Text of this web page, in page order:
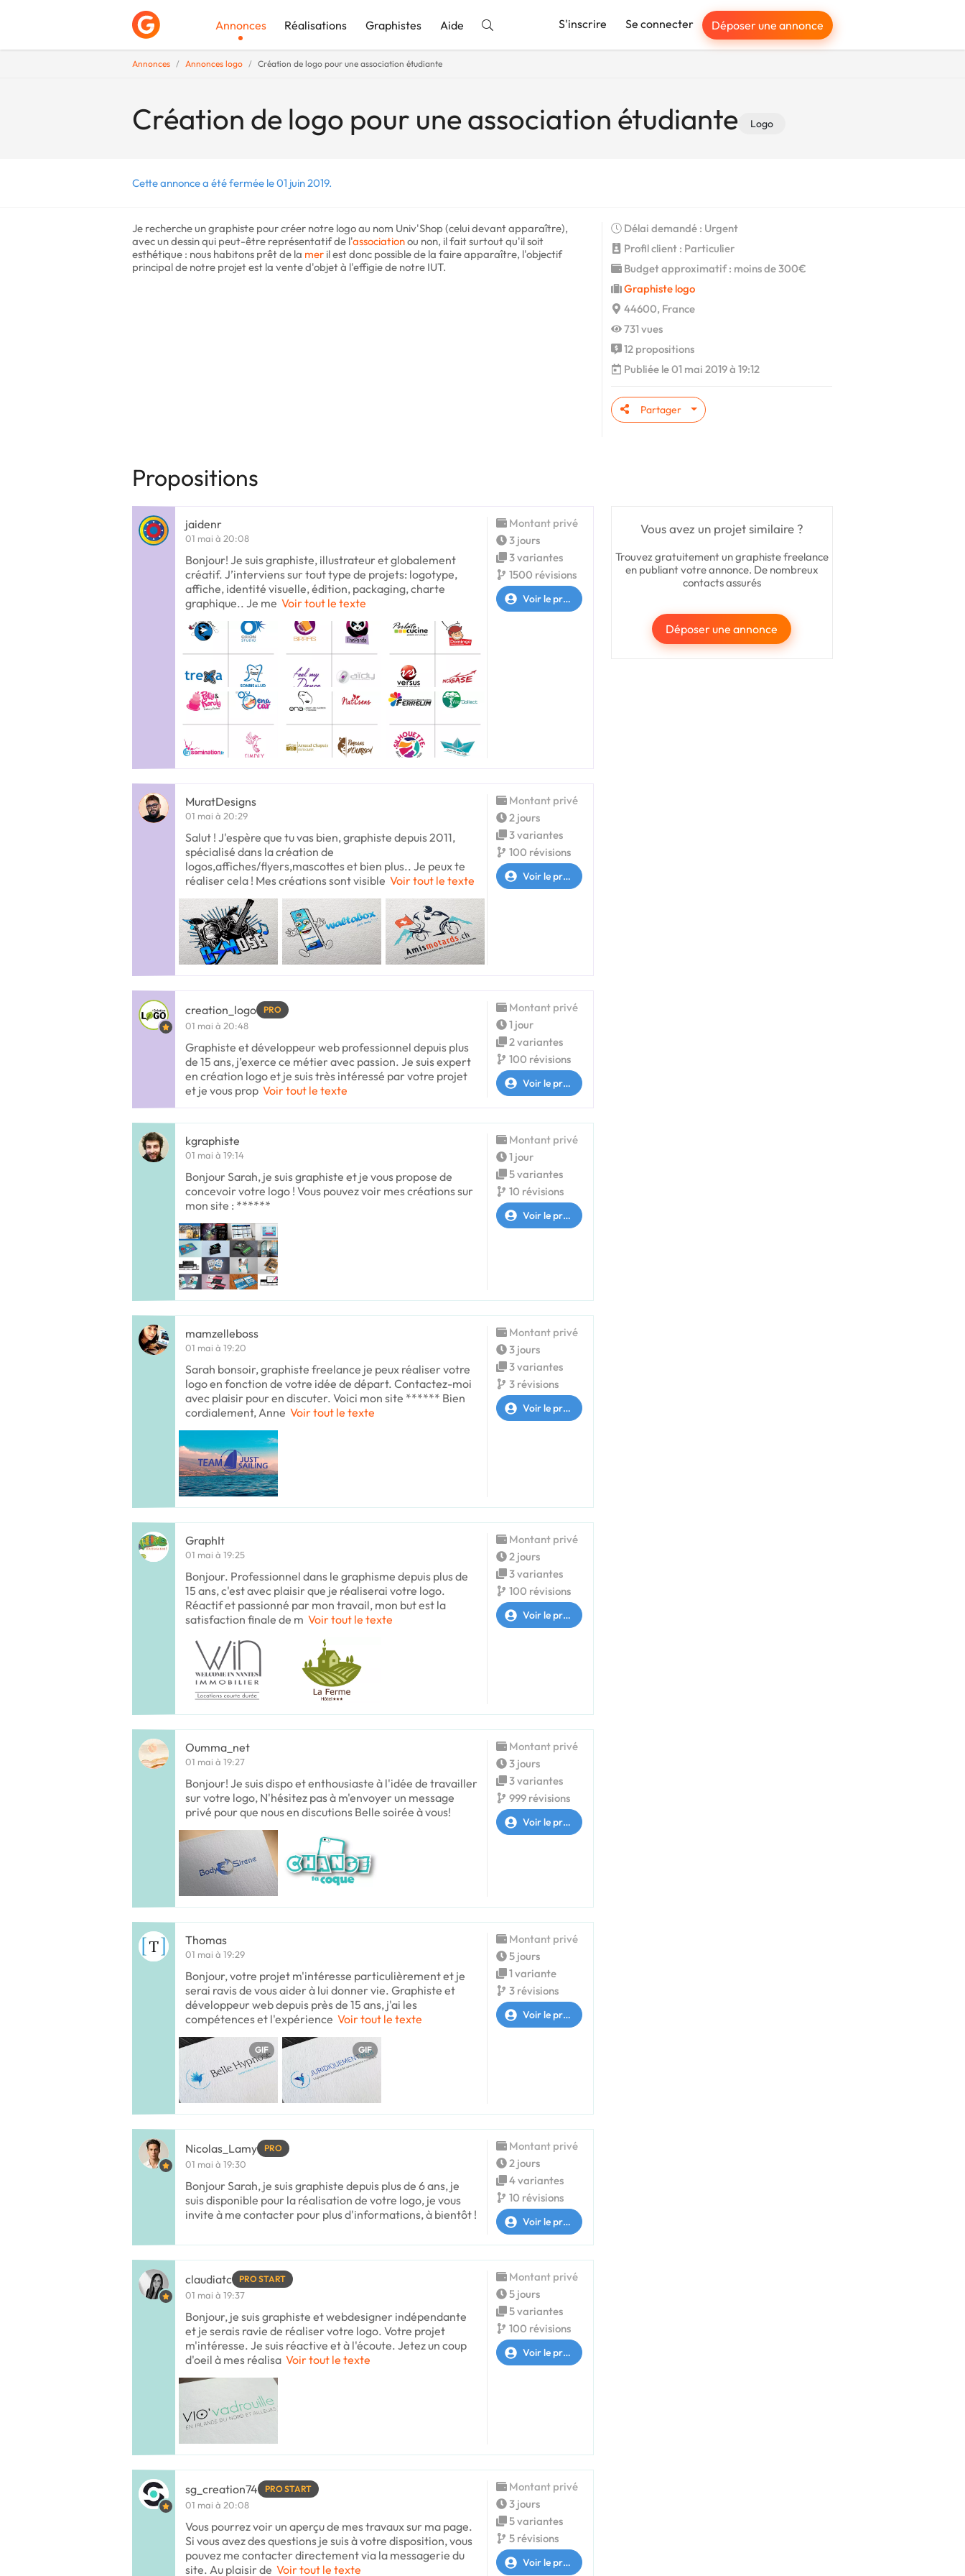
Annonces Réalisations Graphistes Aide S'inscrire Se connecter Déposer une annonce
Annonces Annonces logo Création de logo pour une association étudiante
Création de logo pour une association étudiante Logo
Cette annonce a été fermée le 01 juin 2019.
Je recherche un graphiste pour créer notre logo au nom Univ'Shop (celui devant apparaître),
avec un dessin qui peut-être représentatif de l'associationou non, il fait surtout qu'il soit
esthétique : nous habitons prêt de la mer il est donc possible de la faire apparaître, l'objectif
principal de notre projet est la vente d'objet à l'effigie de notre IUT.
Délai demandé : Urgent
Profil client : Particulier
Budget approximatif : moins de 300€
Graphiste logo
44600, France
731 vues
12 propositions
Publiée le 01 mai 2019 à 19:12
Partager
Propositions
Vous avez un projet similaire ?
Trouvez gratuitement un graphiste freelance
en publiant votre annonce. De nombreux
contacts assurés
Déposer une annonce
jaidenr
01 mai à 20:08
Bonjour! Je suis graphiste, illustrateur et globalement
créatif. J’interviens sur tout type de projets: logotype,
affiche, identité visuelle, édition, packaging, charte
graphique.. Je me Voir tout le texte
Montant privé
3 jours
3 variantes
1500 révisions
Voir le profil
MuratDesigns
01 mai à 20:29
Salut ! J'espère que tu vas bien, graphiste depuis 2011,
spécialisé dans la création de
logos,affiches/flyers,mascottes et bien plus.. Je peux te
réaliser cela ! Mes créations sont visible Voir tout le texte
Montant privé
2 jours
3 variantes
100 révisions
Voir le profil
creation_logo PRO
01 mai à 20:48
Graphiste et développeur web professionnel depuis plus
de 15 ans, j’exerce ce métier avec passion. Je suis expert
en création logo et je suis très intéressé par votre projet
et je vous prop Voir tout le texte
Montant privé
1 jour
2 variantes
100 révisions
Voir le profil
kgraphiste
01 mai à 19:14
Bonjour Sarah, je suis graphiste et je vous propose de
concevoir votre logo ! Vous pouvez voir mes créations sur
mon site : ******
Montant privé
1 jour
5 variantes
10 révisions
Voir le profil
mamzelleboss
01 mai à 19:20
Sarah bonsoir, graphiste freelance je peux réaliser votre
logo en fonction de votre idée de départ. Contactez-moi
avec plaisir pour en discuter. Voici mon site ****** Bien
cordialement, Anne Voir tout le texte
Montant privé
3 jours
3 variantes
3 révisions
Voir le profil
GraphIt
01 mai à 19:25
Bonjour. Professionnel dans le graphisme depuis plus de
15 ans, c'est avec plaisir que je réaliserai votre logo.
Réactif et passionné par mon travail, mon but est la
satisfaction finale de m Voir tout le texte
Montant privé
2 jours
3 variantes
100 révisions
Voir le profil
Oumma_net
01 mai à 19:27
Bonjour! Je suis dispo et enthousiaste à l'idée de travailler
sur votre logo, N'hésitez pas à m'envoyer un message
privé pour que nous en discutions Belle soirée à vous!
Montant privé
3 jours
3 variantes
999 révisions
Voir le profil
Thomas
01 mai à 19:29
Bonjour, votre projet m'intéresse particulièrement et je
serai ravis de vous aider à lui donner vie. Graphiste et
développeur web depuis près de 15 ans, j'ai les
compétences et l'expérience Voir tout le texte
GIF GIF
Montant privé
5 jours
1 variante
3 révisions
Voir le profil
Nicolas_Lamy PRO
01 mai à 19:30
Bonjour Sarah, je suis graphiste depuis plus de 6 ans, je
suis disponible pour la réalisation de votre logo, je vous
invite à me contacter pour plus d'informations, à bientôt !
Montant privé
2 jours
4 variantes
10 révisions
Voir le profil
claudiatc PRO START
01 mai à 19:37
Bonjour, je suis graphiste et webdesigner indépendante
et je serais ravie de réaliser votre logo. Votre projet
m'intéresse. Je suis réactive et à l'écoute. Jetez un coup
d'oeil à mes réalisa Voir tout le texte
Montant privé
5 jours
5 variantes
100 révisions
Voir le profil
sg_creation74 PRO START
01 mai à 20:08
Vous pourrez voir un aperçu de mes travaux sur ma page.
Si vous avez des questions je suis à votre disposition, vous
pouvez me contacter directement via la messagerie du
site. Au plaisir de Voir tout le texte
Montant privé
3 jours
5 variantes
5 révisions
Voir le profil